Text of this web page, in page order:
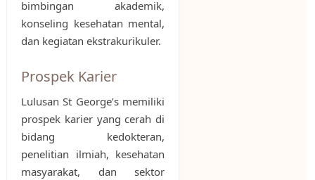
bimbingan akademik,
konseling kesehatan mental,
dan kegiatan ekstrakurikuler.
Prospek Karier
Lulusan St George’s memiliki
prospek karier yang cerah di
bidang kedokteran,
penelitian ilmiah, kesehatan
masyarakat, dan sektor